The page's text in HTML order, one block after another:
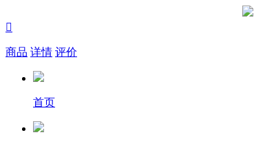

商品 详情 评价
首页